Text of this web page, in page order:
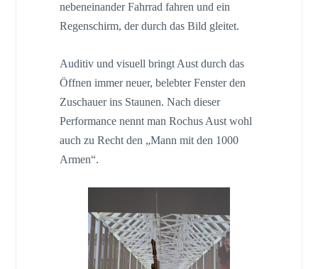
nebeneinander Fahrrad fahren und ein
Regenschirm, der durch das Bild gleitet.
Auditiv und visuell bringt Aust durch das
Öffnen immer neuer, belebter Fenster den
Zuschauer ins Staunen. Nach dieser
Performance nennt man Rochus Aust wohl
auch zu Recht den „Mann mit den 1000
Armen“.